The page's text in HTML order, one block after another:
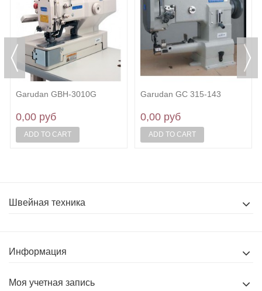
Garudan GBH-3010G
0,00 руб
ADD TO CART
Garudan GC 315-143
0,00 руб
ADD TO CART
Швейная техника
Информация
Моя учетная запись